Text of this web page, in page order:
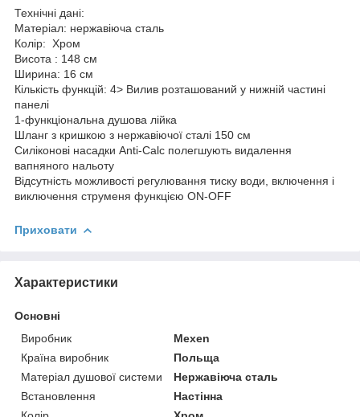
Технічні дані:
Матеріал: нержавіюча сталь
Колір: Хром
Висота : 148 см
Ширина: 16 см
Кількість функцій: 4> Вилив розташований у нижній частині
панелі
1-функціональна душова лійка
Шланг з кришкою з нержавіючої сталі 150 см
Силіконові насадки Anti-Calc полегшують видалення
вапняного нальоту
Відсутність можливості регулювання тиску води, включення і
виключення струменя функцією ON-OFF
Приховати
Характеристики
Основні
Виробник
Mexen
Країна виробник
Польща
Матеріал душової системи
Нержавіюча сталь
Встановлення
Настінна